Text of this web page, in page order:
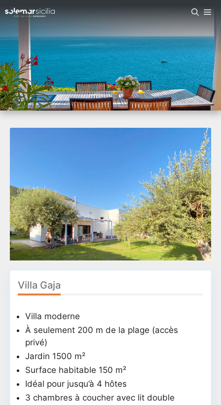
Villa Gaja
Villa moderne
À seulement 200 m de la plage (accès
privé)
Jardin 1500 m²
Surface habitable 150 m²
Idéal pour jusqu’à 4 hôtes
3 chambres à coucher avec lit double